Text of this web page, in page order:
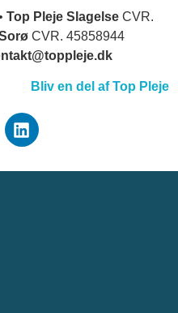
Top Pleje Slagelse CVR.
CVR. 45858944
Bliv en del af Top Pleje